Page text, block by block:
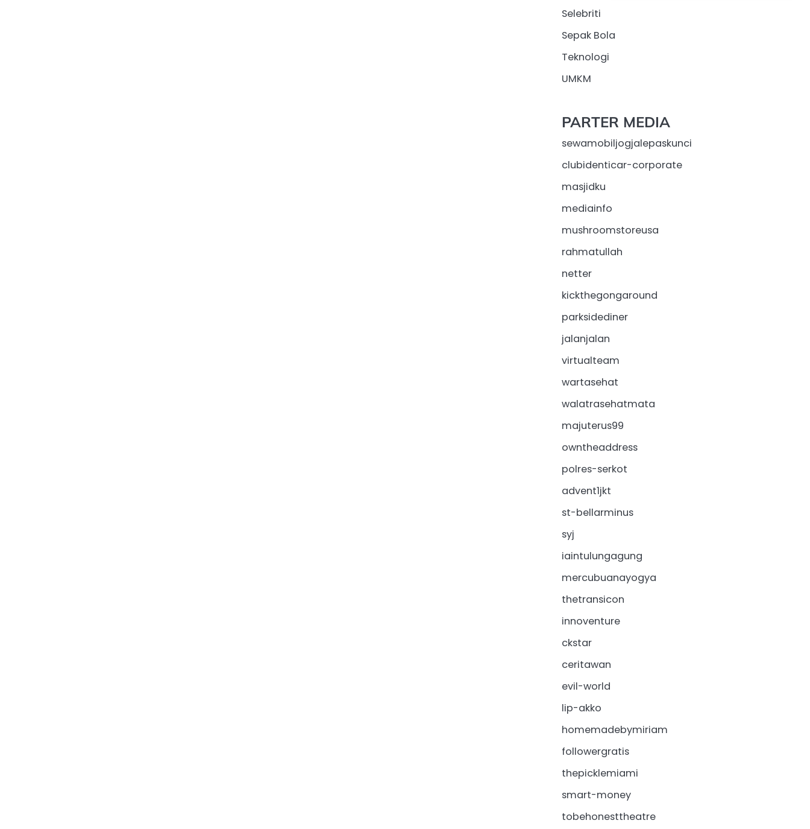
Selebriti
Sepak Bola
Teknologi
UMKM
PARTER MEDIA
sewamobiljogjalepaskunci
clubidenticar-corporate
masjidku
mediainfo
mushroomstoreusa
rahmatullah
netter
kickthegongaround
parksidediner
jalanjalan
virtualteam
wartasehat
walatrasehatmata
majuterus99
owntheaddress
polres-serkot
advent1jkt
st-bellarminus
syj
iaintulungagung
mercubuanayogya
thetransicon
innoventure
ckstar
ceritawan
evil-world
lip-akko
homemadebymiriam
followergratis
thepicklemiami
smart-money
tobehonesttheatre